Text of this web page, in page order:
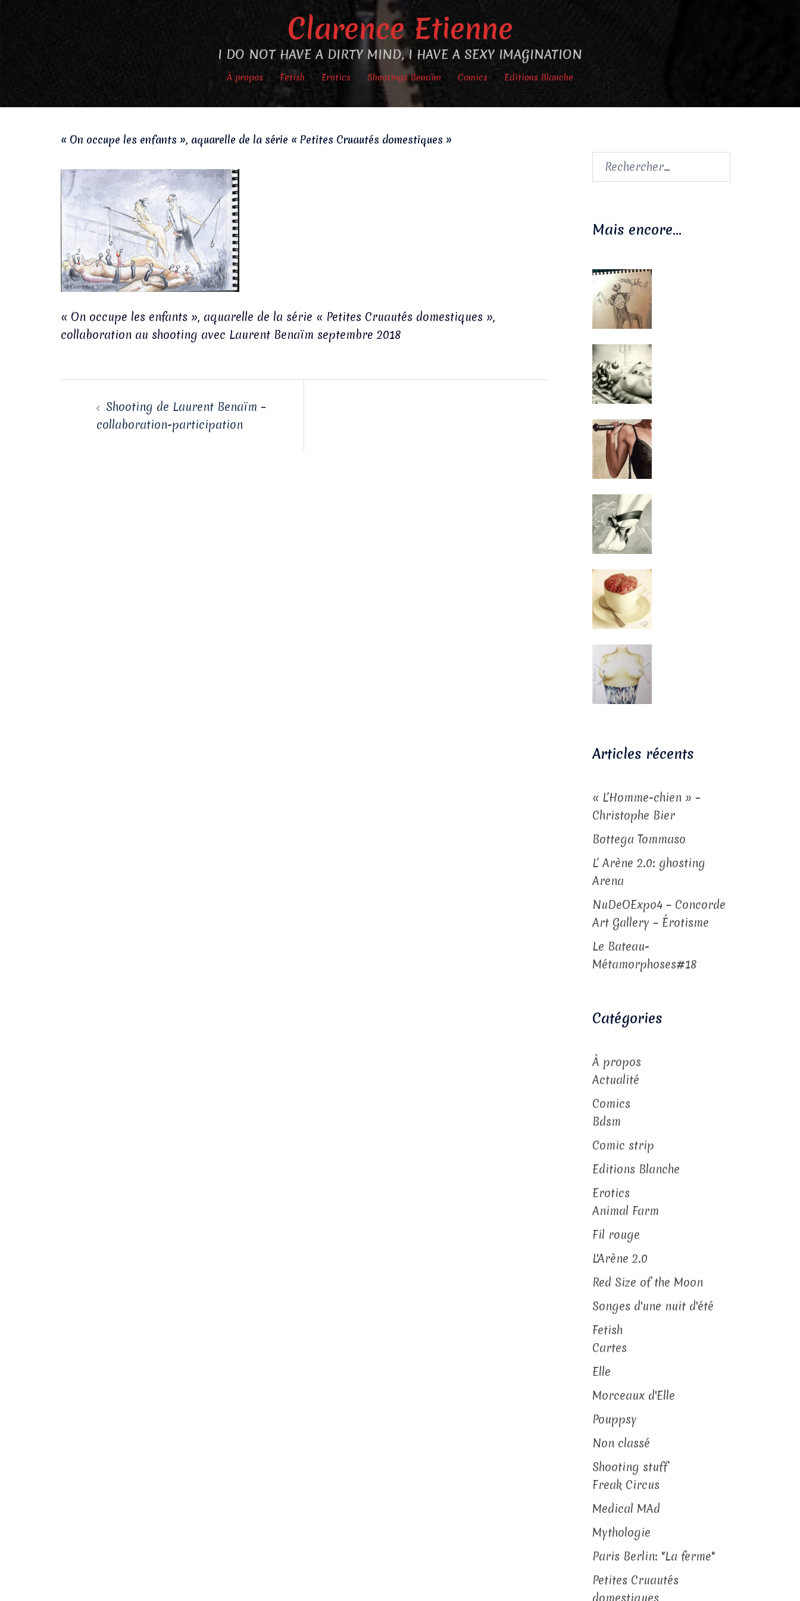
Clarence Etienne
I DO NOT HAVE A DIRTY MIND, I HAVE A SEXY IMAGINATION
À propos Fetish Erotics Shootings Benaïm Comics Editions Blanche
« On occupe les enfants », aquarelle de la série « Petites Cruautés domestiques »
« On occupe les enfants », aquarelle de la série « Petites Cruautés domestiques »,
collaboration au shooting avec Laurent Benaïm septembre 2018
Navigation
Shooting de Laurent Benaïm –
collaboration-participation
Rechercher :
Mais encore…
Articles récents
« L’Homme-chien » –
Christophe Bier
Bottega Tommaso
L’ Arène 2.0: ghosting
Arena
NuDeOExpo4 – Concorde
Art Gallery – Érotisme
Le Bateau-
Métamorphoses#18
Catégories
À propos
Actualité
Comics
Bdsm
Comic strip
Editions Blanche
Erotics
Animal Farm
Fil rouge
L'Arène 2.0
Red Size of the Moon
Songes d'une nuit d'été
Fetish
Cartes
Elle
Morceaux d'Elle
Pouppsy
Non classé
Shooting stuff
Freak Circus
Medical MAd
Mythologie
Paris Berlin: "La ferme"
Petites Cruautés